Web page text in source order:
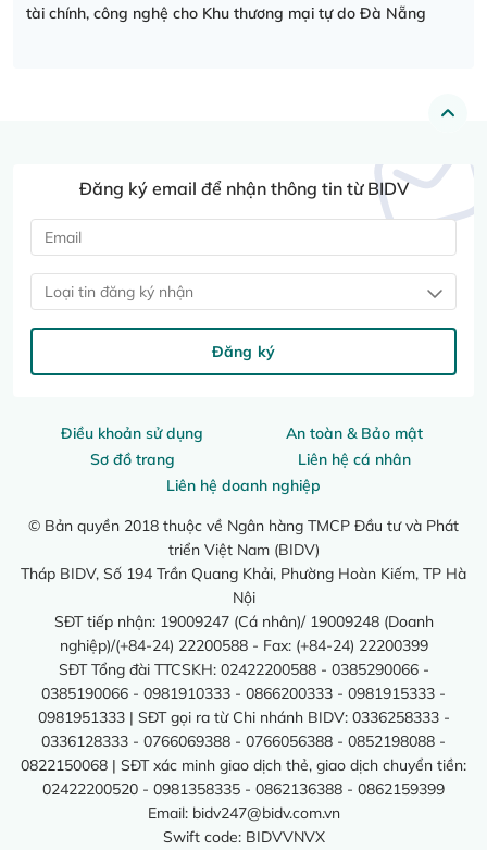
tài chính, công nghệ cho Khu thương mại tự do Đà Nẵng
Điều khoản sử dụng
An toàn & Bảo mật
Sơ đồ trang
Liên hệ cá nhân
Liên hệ doanh nghiệp
© Bản quyền 2018 thuộc về Ngân hàng TMCP Đầu tư và Phát
triển Việt Nam (BIDV)
Tháp BIDV, Số 194 Trần Quang Khải, Phường Hoàn Kiếm, TP Hà
Nội
SĐT tiếp nhận: 19009247 (Cá nhân)/ 19009248 (Doanh
nghiệp)/(+84-24) 22200588 - Fax: (+84-24) 22200399
SĐT Tổng đài TTCSKH: 02422200588 - 0385290066 -
0385190066 - 0981910333 - 0866200333 - 0981915333 -
0981951333 | SĐT gọi ra từ Chi nhánh BIDV: 0336258333 -
0336128333 - 0766069388 - 0766056388 - 0852198088 -
0822150068 | SĐT xác minh giao dịch thẻ, giao dịch chuyển tiền:
02422200520 - 0981358335 - 0862136388 - 0862159399
Email: bidv247@bidv.com.vn
Swift code: BIDVVNVX
Đăng ký email để nhận thông tin từ BIDV
Loại tin đăng ký nhận
Đăng ký